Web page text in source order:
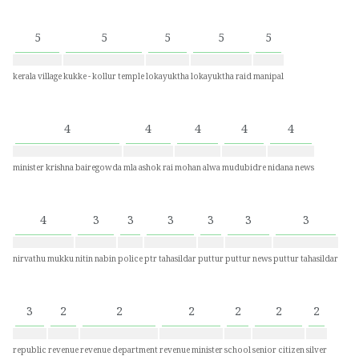
5
kerala village
5
kukke - kollur temple
5
lokayuktha
5
lokayuktha raid
5
manipal
4
minister krishna bairegowda
4
mla ashok rai
4
mohan alwa
4
mudubidre
4
nidana news
4
nirvathu mukku
3
nitin nabin
3
police
3
ptr tahasildar
3
puttur
3
puttur news
3
puttur tahasildar
3
republic
2
revenue
2
revenue department
2
revenue minister
2
school
2
senior citizen
2
silver